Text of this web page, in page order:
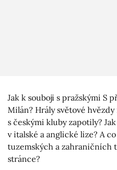
Jak k souboji s pražskými S
Milán? Hrály světové
s českými kluby zapotily?
v italské a anglické lize? A
tuzemských a zahraničních
stránce?